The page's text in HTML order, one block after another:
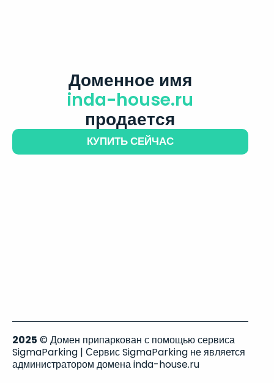
Доменное имя
inda-house.ru
продается
КУПИТЬ СЕЙЧАС
2025 © Домен припаркован с помощью сервиса
SigmaParking | Сервис SigmaParking не является
администратором домена inda-house.ru